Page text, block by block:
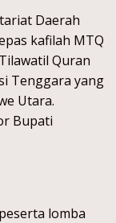
Daerah
kafilah MTQ
Quran
Tenggara yang
Utara.
Bupati
lomba